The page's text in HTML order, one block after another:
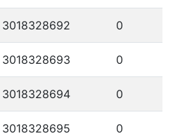
3018328692 0
3018328693 0
3018328694 0
3018328695 0